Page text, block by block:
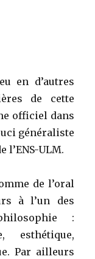
en d’autres
de cette
officiel dans
généraliste
l’ENS-ULM.
de l’oral
à l’un des
:
esthétique,
Par ailleurs